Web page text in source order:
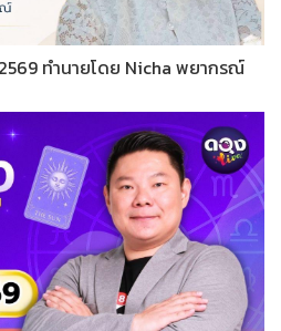
ทำนายโดย Nicha พยากรณ์